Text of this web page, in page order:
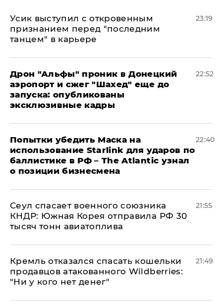
Усик выступил с откровенным
признанием перед "последним
танцем" в карьере
23:19
Дрон "Альфы" проник в Донецкий
аэропорт и сжег "Шахед" еще до
запуска: опубликованы
эксклюзивные кадры
22:52
Попытки убедить Маска на
использование Starlink для ударов по
баллистике в РФ – The Atlantic узнал
о позиции бизнесмена
22:40
​Сеул спасает военного союзника
КНДР: Южная Корея отправила РФ 30
тысяч тонн авиатоплива
21:55
Кремль отказался спасать кошельки
продавцов атакованного Wildberries:
"Ни у кого нет денег"
21:49